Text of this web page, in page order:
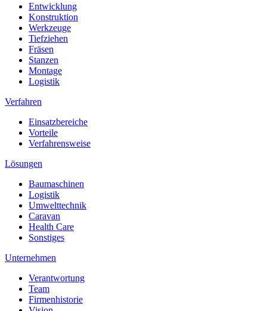
Entwicklung
Konstruktion
Werkzeuge
Tiefziehen
Fräsen
Stanzen
Montage
Logistik
Verfahren
Einsatzbereiche
Vorteile
Verfahrensweise
Lösungen
Baumaschinen
Logistik
Umwelttechnik
Caravan
Health Care
Sonstiges
Unternehmen
Verantwortung
Team
Firmenhistorie